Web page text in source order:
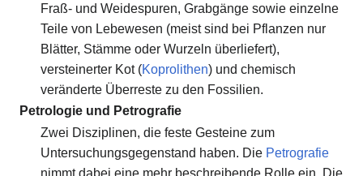
Fraß- und Weidespuren, Grabgänge sowie einzelne
Teile von Lebewesen (meist sind bei Pflanzen nur
Blätter, Stämme oder Wurzeln überliefert),
versteinerter Kot (Koprolithen) und chemisch
veränderte Überreste zu den Fossilien.
Petrologie und Petrografie
Zwei Disziplinen, die feste Gesteine zum
Untersuchungsgegenstand haben. Die Petrografie
nimmt dabei eine mehr beschreibende Rolle ein. Die